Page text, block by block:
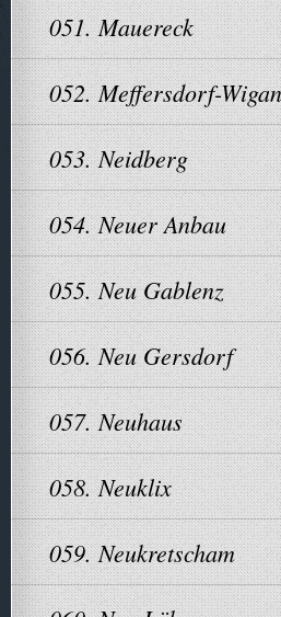
051. Mauereck
052. Meffersdorf-
053. Neidberg
054. Neuer Anbau
055. Neu Gablenz
056. Neu Gersdorf
057. Neuhaus
058. Neuklix
059. Neukretscham